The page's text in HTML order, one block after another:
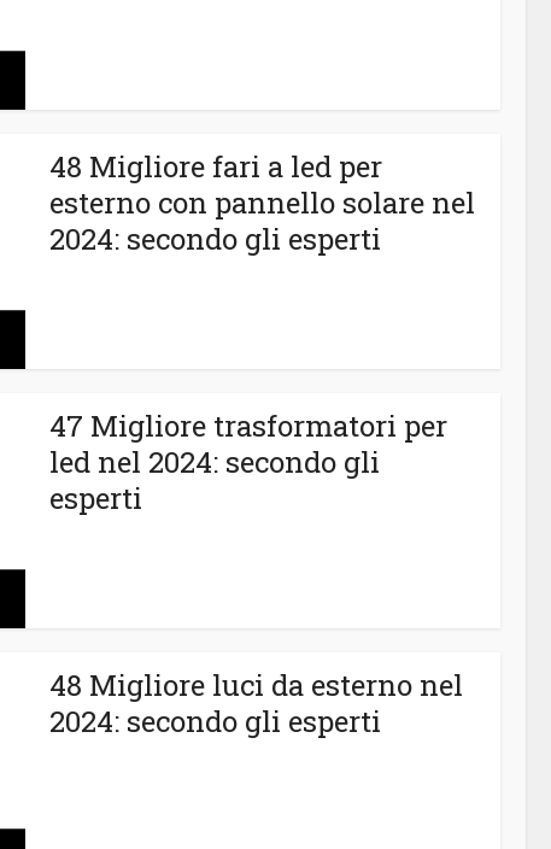
48 Migliore fari a led per
esterno con pannello solare nel
2024: secondo gli esperti
47 Migliore trasformatori per
led nel 2024: secondo gli
esperti
48 Migliore luci da esterno nel
2024: secondo gli esperti